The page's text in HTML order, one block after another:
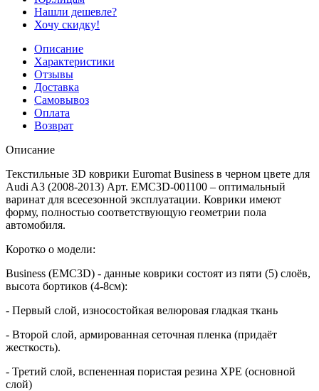
Нашли дешевле?
Хочу скидку!
Описание
Характеристики
Отзывы
Доставка
Самовывоз
Оплата
Возврат
Описание
Текстильные 3D коврики Euromat Business в черном цвете для
Audi A3 (2008-2013) Арт. EMC3D-001100 – оптимальный
варинат для всесезонной эксплуатации. Коврики имеют
форму, полностью соответствующую геометрии пола
автомобиля.
Коротко о модели:
Business (EMC3D) - данные коврики состоят из пяти (5) слоёв,
высота бортиков (4-8см):
- Первый слой, износостойкая велюровая гладкая ткань
- Второй слой, армированная сеточная пленка (придаёт
жесткость).
- Третий слой, вспененная пористая резина XPE (основной
слой)